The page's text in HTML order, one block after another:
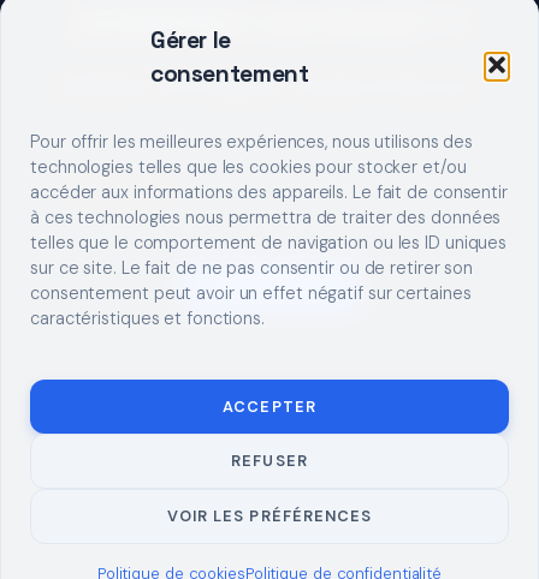
Gérer le
consentement
Pour offrir les meilleures expériences, nous utilisons des
technologies telles que les cookies pour stocker et/ou
accéder aux informations des appareils. Le fait de consentir
à ces technologies nous permettra de traiter des données
telles que le comportement de navigation ou les ID uniques
sur ce site. Le fait de ne pas consentir ou de retirer son
consentement peut avoir un effet négatif sur certaines
caractéristiques et fonctions.
ACCEPTER
REFUSER
VOIR LES PRÉFÉRENCES
Politique de cookiesPolitique de confidentialité
DEMARRER UN PROJET ?
Décrivez votre besoin, trouvez le bon pro.
S'INSCRIRE